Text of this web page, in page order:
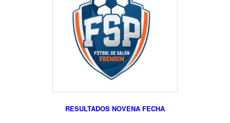
RESULTADOS NOVENA FECHA